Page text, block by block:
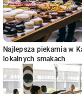
Najlepsza piekarnia w
lokalnych smakach